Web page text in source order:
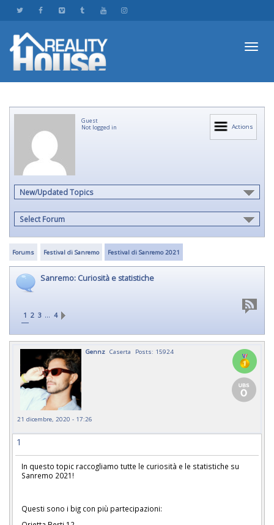
Actions
Guest
Not logged in
New/Updated Topics
Select Forum
Forums Festival di Sanremo Festival di Sanremo 2021
Sanremo: Curiosità e statistiche
1 2 3 … 4
Gennz Caserta Posts: 15924
21 dicembre, 2020 - 17:26
1
In questo topic raccogliamo tutte le curiosità e le statistiche su
Sanremo 2021!
Questi sono i big con più partecipazioni: